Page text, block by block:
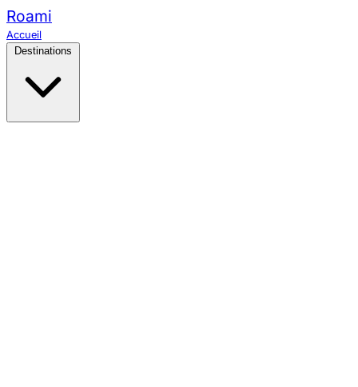
Roami
Accueil
Destinations